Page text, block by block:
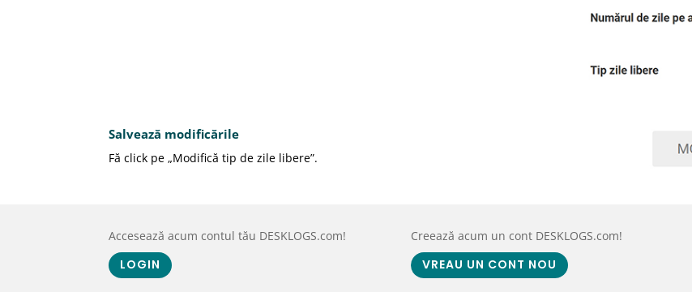
Salvează modificările
Fă click pe „Modifică tip de zile libere”.
Accesează acum contul tău DESKLOGS.com!
LOGIN
Creează acum un cont DESKLOGS.com!
VREAU UN CONT NOU